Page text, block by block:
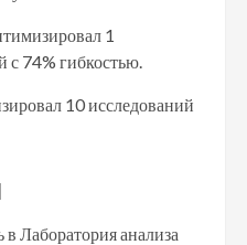
1
74% гибкостью.
10 исследований
Лаборатория анализа